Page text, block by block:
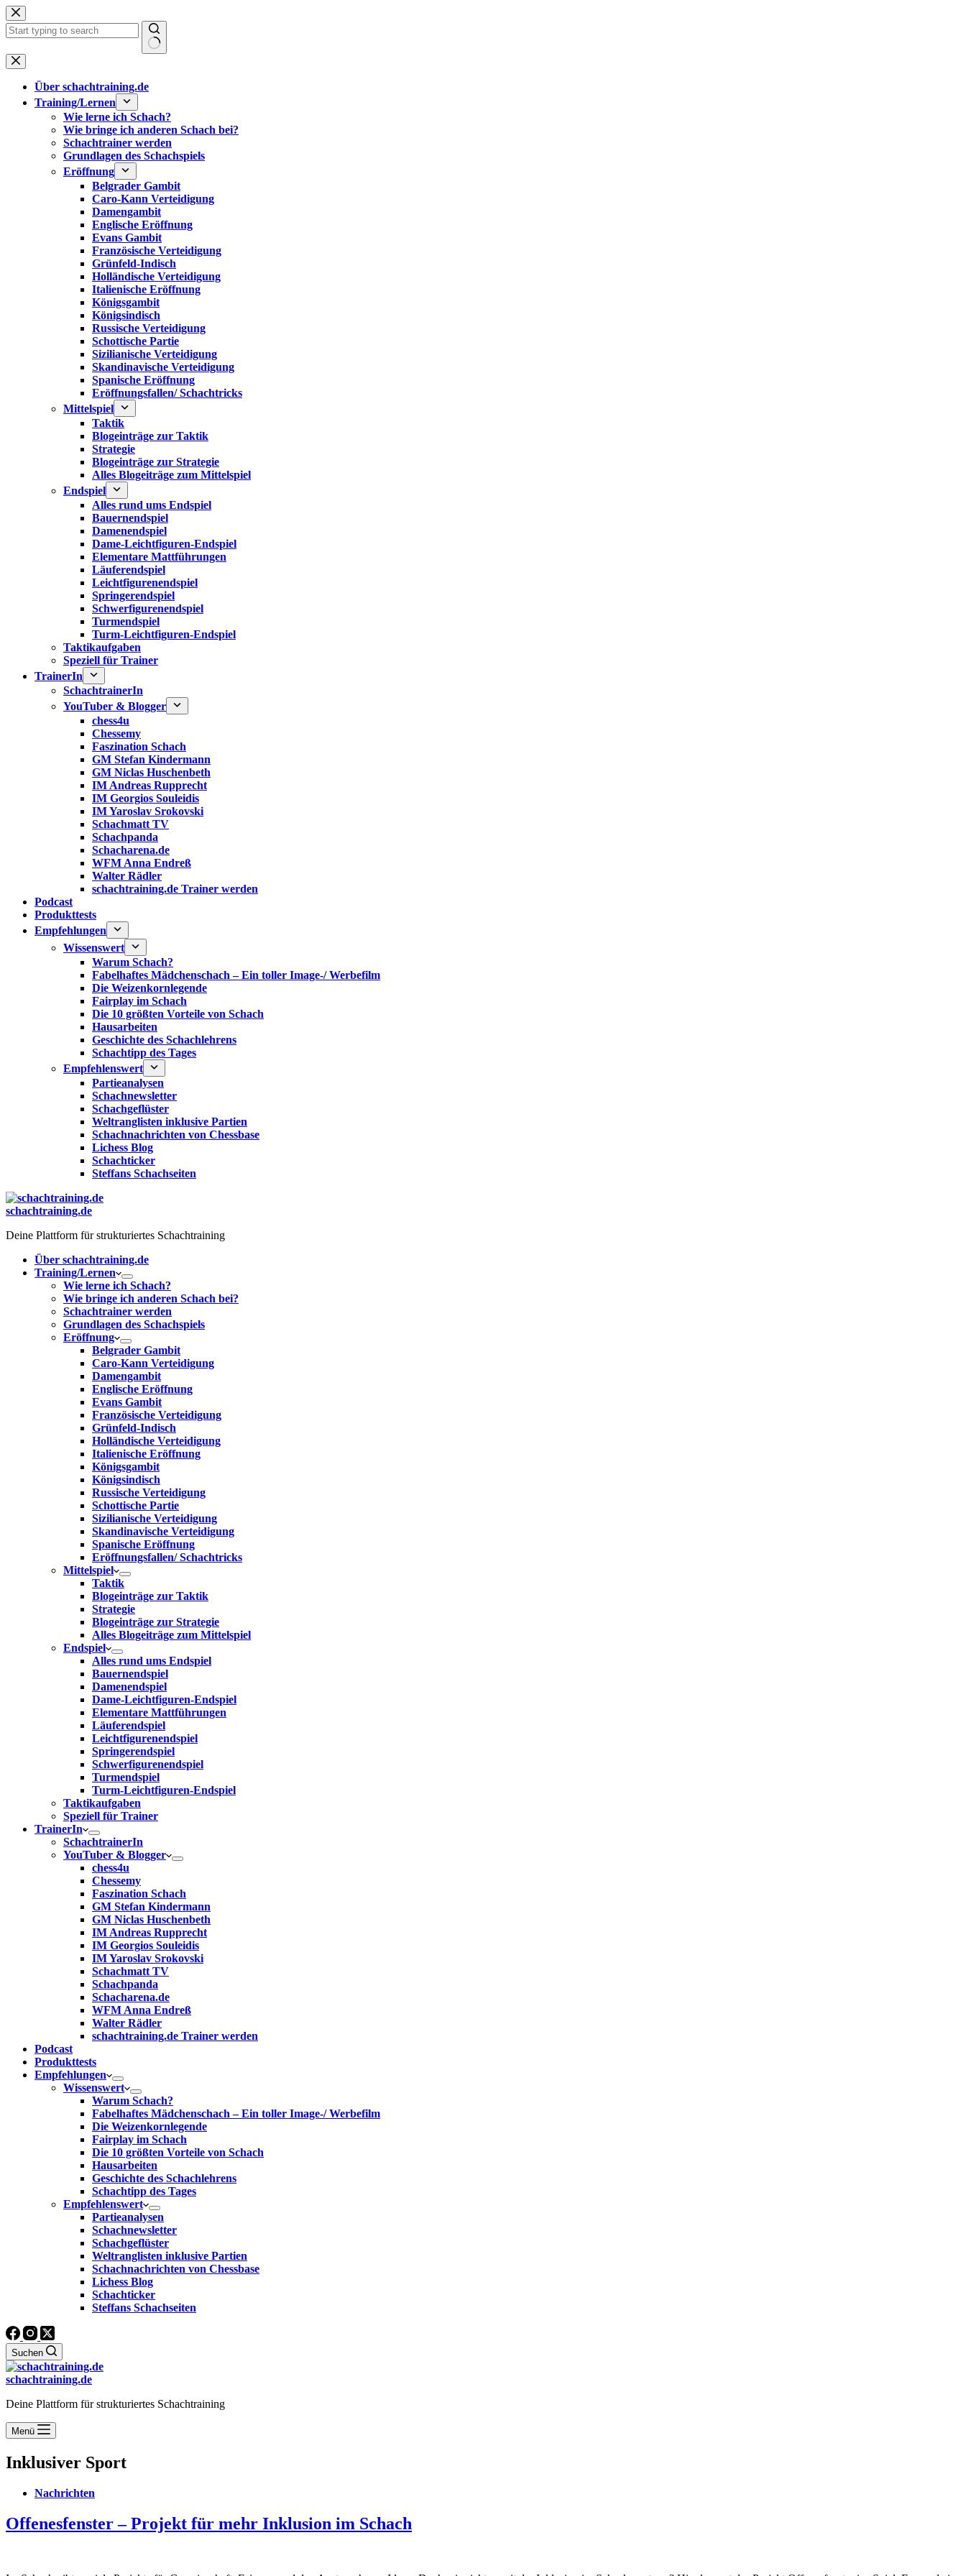
Zum
Inhalt
springen
Keine
Ergebnisse
Über schachtraining.de
Training/Lernen
Wie lerne ich Schach?
Wie bringe ich anderen Schach bei?
Schachtrainer werden
Grundlagen des Schachspiels
Eröffnung
Belgrader Gambit
Caro-Kann Verteidigung
Damengambit
Englische Eröffnung
Evans Gambit
Französische Verteidigung
Grünfeld-Indisch
Holländische Verteidigung
Italienische Eröffnung
Königsgambit
Königsindisch
Russische Verteidigung
Schottische Partie
Sizilianische Verteidigung
Skandinavische Verteidigung
Spanische Eröffnung
Eröffnungsfallen/ Schachtricks
Mittelspiel
Taktik
Blogeinträge zur Taktik
Strategie
Blogeinträge zur Strategie
Alles Blogeiträge zum Mittelspiel
Endspiel
Alles rund ums Endspiel
Bauernendspiel
Damenendspiel
Dame-Leichtfiguren-Endspiel
Elementare Mattführungen
Läuferendspiel
Leichtfigurenendspiel
Springerendspiel
Schwerfigurenendspiel
Turmendspiel
Turm-Leichtfiguren-Endspiel
Taktikaufgaben
Speziell für Trainer
TrainerIn
SchachtrainerIn
YouTuber & Blogger
chess4u
Chessemy
Faszination Schach
GM Stefan Kindermann
GM Niclas Huschenbeth
IM Andreas Rupprecht
IM Georgios Souleidis
IM Yaroslav Srokovski
Schachmatt TV
Schachpanda
Schacharena.de
WFM Anna Endreß
Walter Rädler
schachtraining.de Trainer werden
Podcast
Produkttests
Empfehlungen
Wissenswert
Warum Schach?
Fabelhaftes Mädchenschach – Ein toller Image-/ Werbefilm
Die Weizenkornlegende
Fairplay im Schach
Die 10 größten Vorteile von Schach‎
Hausarbeiten
Geschichte des Schachlehrens
Schachtipp des Tages
Empfehlenswert
Partieanalysen
Schachnewsletter
Schachgeflüster
Weltranglisten inklusive Partien
Schachnachrichten von Chessbase
Lichess Blog
Schachticker
Steffans Schachseiten
schachtraining.de
Deine Plattform für strukturiertes Schachtraining
Über schachtraining.de
Training/Lernen
Wie lerne ich Schach?
Wie bringe ich anderen Schach bei?
Schachtrainer werden
Grundlagen des Schachspiels
Eröffnung
Belgrader Gambit
Caro-Kann Verteidigung
Damengambit
Englische Eröffnung
Evans Gambit
Französische Verteidigung
Grünfeld-Indisch
Holländische Verteidigung
Italienische Eröffnung
Königsgambit
Königsindisch
Russische Verteidigung
Schottische Partie
Sizilianische Verteidigung
Skandinavische Verteidigung
Spanische Eröffnung
Eröffnungsfallen/ Schachtricks
Mittelspiel
Taktik
Blogeinträge zur Taktik
Strategie
Blogeinträge zur Strategie
Alles Blogeiträge zum Mittelspiel
Endspiel
Alles rund ums Endspiel
Bauernendspiel
Damenendspiel
Dame-Leichtfiguren-Endspiel
Elementare Mattführungen
Läuferendspiel
Leichtfigurenendspiel
Springerendspiel
Schwerfigurenendspiel
Turmendspiel
Turm-Leichtfiguren-Endspiel
Taktikaufgaben
Speziell für Trainer
TrainerIn
SchachtrainerIn
YouTuber & Blogger
chess4u
Chessemy
Faszination Schach
GM Stefan Kindermann
GM Niclas Huschenbeth
IM Andreas Rupprecht
IM Georgios Souleidis
IM Yaroslav Srokovski
Schachmatt TV
Schachpanda
Schacharena.de
WFM Anna Endreß
Walter Rädler
schachtraining.de Trainer werden
Podcast
Produkttests
Empfehlungen
Wissenswert
Warum Schach?
Fabelhaftes Mädchenschach – Ein toller Image-/ Werbefilm
Die Weizenkornlegende
Fairplay im Schach
Die 10 größten Vorteile von Schach‎
Hausarbeiten
Geschichte des Schachlehrens
Schachtipp des Tages
Empfehlenswert
Partieanalysen
Schachnewsletter
Schachgeflüster
Weltranglisten inklusive Partien
Schachnachrichten von Chessbase
Lichess Blog
Schachticker
Steffans Schachseiten
Suchen
schachtraining.de
Deine Plattform für strukturiertes Schachtraining
Menü
Inklusiver Sport
Nachrichten
Offenesfenster – Projekt für mehr Inklusion im Schach